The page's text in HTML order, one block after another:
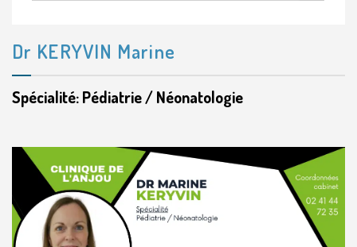
Dr KERYVIN Marine
Spécialité: Pédiatrie / Néonatologie